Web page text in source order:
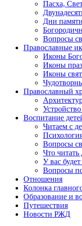
Пасха,
Дни
Вопросы
Православные
Иконы
Иконы
Иконы
Православный
Воспитание
Читаем с
Вопросы
Что читать
У вас
Вопросы
Отношения
Колонка
Образование и
Путешествия
Новости РЖД